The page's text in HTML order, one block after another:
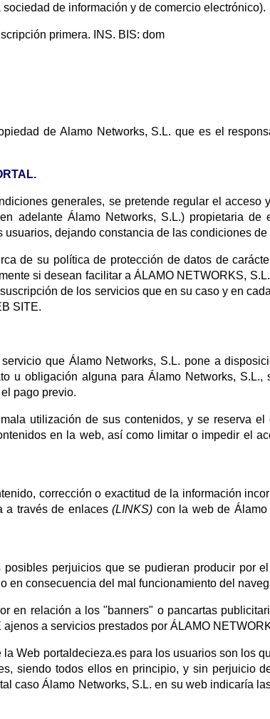
de información y de comercio electrónico).
primera. INS. BIS: dom
de Alamo Networks, S.L. que es el
generales, se pretende regular el acceso
adelante Álamo Networks, S.L.) propietaria de
usuarios, dejando constancia de las condiciones de
de su política de protección de datos de
si desean facilitar a ÁLAMO NETWORKS,
de los servicios que en su caso y en
SITE.
que Álamo Networks, S.L. pone a
u obligación alguna para Álamo Networks, S.L.,
pago previo.
utilización de sus contenidos, y se reserva el
en la web, así como limitar o impedir el
corrección o exactitud de la información
a través de enlaces (LINKS) con la web de Álamo
perjuicios que se pudieran producir por
en consecuencia del mal funcionamiento del
en relación a los "banners" o pancartas
a servicios prestados por ÁLAMO
Web portaldecieza.es para los usuarios son los
siendo todos ellos en principio, y sin perjuicio
caso Álamo Networks, S.L. en su web indicaría